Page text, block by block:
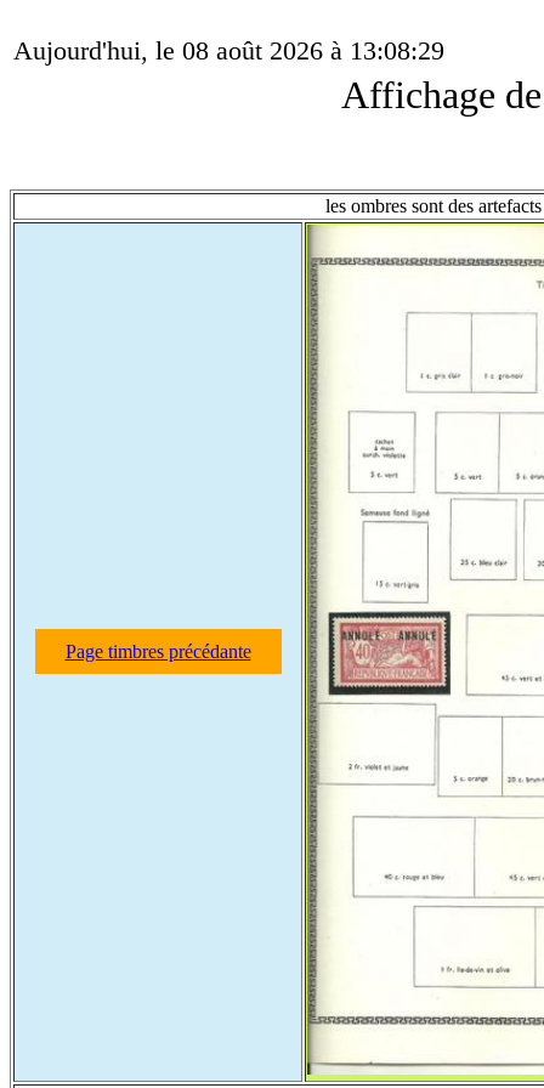
Aujourd'hui, le 08 août 2026 à 13:08:29
Affichage
les ombres sont des
Page timbres précédante